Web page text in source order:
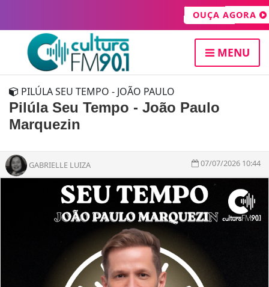
OUÇA AGORA
MENU
PILÚLA SEU TEMPO - JOÃO PAULO
Pilúla Seu Tempo - João Paulo
Marquezin
GABRIELLE LUIZA 07/07/2026 10:44